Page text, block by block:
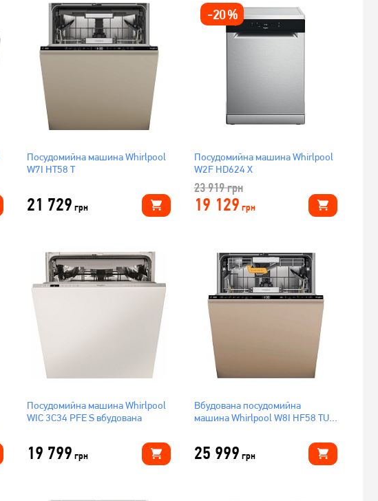
Посудомийна машина Whirlpool
W7I HT58 T
21 729 грн
-20%
Посудомийна машина Whirlpool
W2F HD624 X
23 919грн
19 129 грн
Посудомийна машина Whirlpool
WIC 3C34 PFE S вбудована
19 799 грн
Вбудована посудомийна
машина Whirlpool W8I HF58 TU
25 999 грн